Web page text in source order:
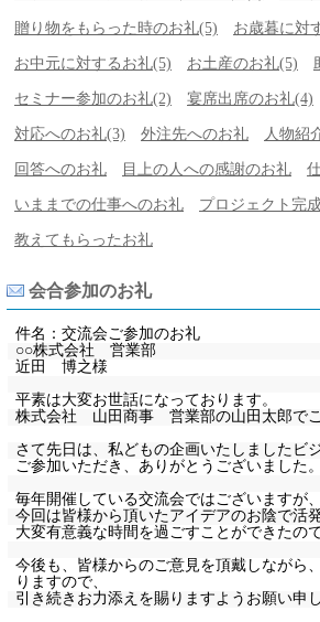
贈り物をもらった時のお礼(5) お歳暮に対
お中元に対するお礼(5) お土産のお礼(5)
セミナー参加のお礼(2) 宴席出席のお礼(4)
対応へのお礼(3) 外注先へのお礼 人物紹
回答へのお礼 目上の人への感謝のお礼
いままでの仕事へのお礼 プロジェクト完
教えてもらったお礼
会合参加のお礼
件名：交流会ご参加のお礼
○○株式会社 営業部
近田 博之様
平素は大変お世話になっております。
株式会社 山田商事 営業部の山田太郎でご
さて先日は、私どもの企画いたしましたビ
ご参加いただき、ありがとうございました。
毎年開催している交流会ではございますが、
今回は皆様から頂いたアイデアのお陰で活
大変有意義な時間を過ごすことができたの
今後も、皆様からのご意見を頂戴しながら
りますので、
引き続きお力添えを賜りますようお願い申